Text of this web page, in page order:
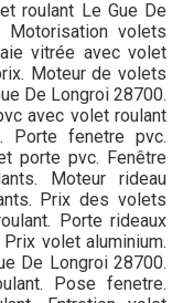
roulant Le Gue De
Motorisation volets
vitrée avec volet
Moteur de volets
De Longroi 28700.
avec volet roulant
Porte fenetre pvc.
porte pvc. Fenêtre
Moteur rideau
Prix des volets
Porte rideaux
volet aluminium.
De Longroi 28700.
Pose fenetre.